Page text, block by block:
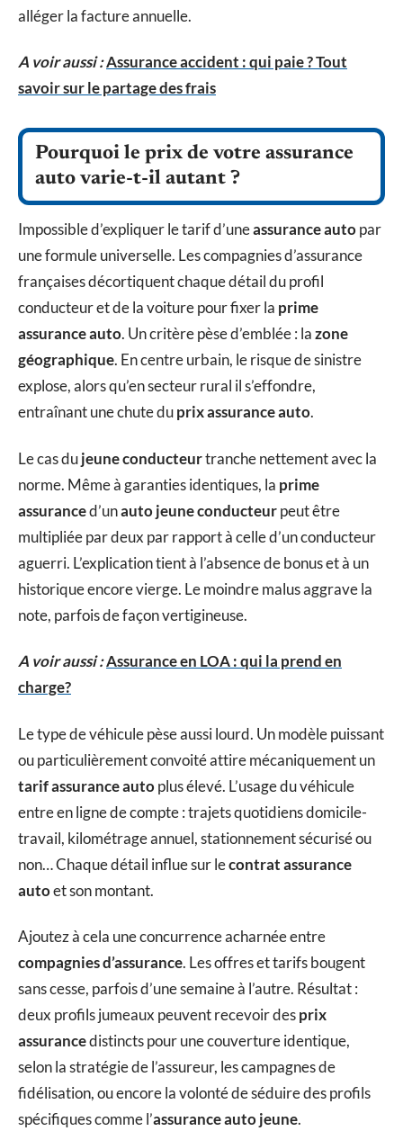
alléger la facture annuelle.
A voir aussi :Assurance accident : qui paie ? Tout
savoir sur le partage des frais
Pourquoi le prix de votre assurance
auto varie-t-il autant ?
Impossible d’expliquer le tarif d’uneassurance autopar
une formule universelle. Les compagnies d’assurance
françaises décortiquent chaque détail du profil
conducteur et de la voiture pour fixer la prime
assurance auto. Un critère pèse d’emblée : lazone
géographique. En centre urbain, le risque de sinistre
explose, alors qu’en secteur rural il s’effondre,
entraînant une chute duprix assurance auto.
Le cas dujeune conducteurtranche nettement avec la
norme. Même à garanties identiques, la prime
assuranced’unauto jeune conducteurpeut être
multipliée par deux par rapport à celle d’un conducteur
aguerri. L’explication tient à l’absence de bonus et à un
historique encore vierge. Le moindre malus aggrave la
note, parfois de façon vertigineuse.
A voir aussi :Assurance en LOA : qui la prend en
charge?
Le type de véhicule pèse aussi lourd. Un modèle puissant
ou particulièrement convoité attire mécaniquement un
tarif assurance autoplus élevé. L’usage du véhicule
entre en ligne de compte : trajets quotidiens domicile-
travail, kilométrage annuel, stationnement sécurisé ou
non… Chaque détail influe sur lecontrat assurance
autoet son montant.
Ajoutez à cela une concurrence acharnée entre
compagnies d’assurance. Les offres et tarifs bougent
sans cesse, parfois d’une semaine à l’autre. Résultat :
deux profils jumeaux peuvent recevoir desprix
assurancedistincts pour une couverture identique,
selon la stratégie de l’assureur, les campagnes de
fidélisation, ou encore la volonté de séduire des profils
spécifiques comme l’assurance auto jeune.